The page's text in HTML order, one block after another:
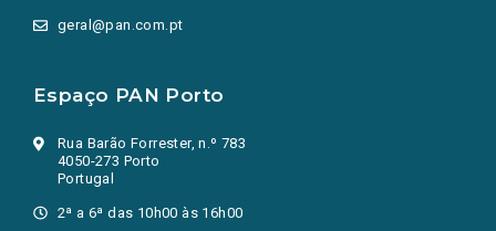
geral@pan.com.pt
Espaço PAN Porto
Rua Barão Forrester, n.º 783
4050-273 Porto
Portugal
2ª a 6ª das 10h00 às 16h00